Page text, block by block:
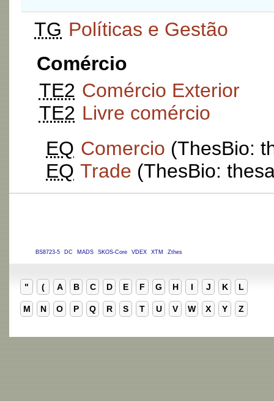
TG Políticas e Gestão
Comércio
TE2 Comércio Exterior
TE2 Livre comércio
EQ Comercio (ThesBio:
EQ Trade (ThesBio:
BS8723-5 DC MADS SKOS-Core VDEX XTM Zthes
" ( A B C D E F G H I J K L
M N O P Q R S T U V W X Y Z